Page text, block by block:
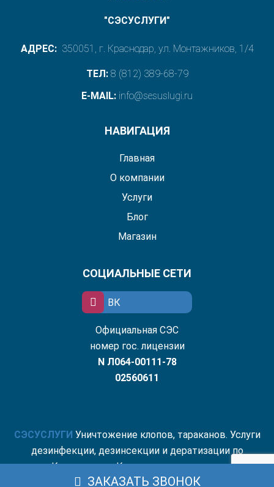
"СЭСУСЛУГИ"
АДРЕС: 350051, г. Краснодар, ул. Монтажников, 1/4
ТЕЛ: 8 (812) 389-68-79
E-MAIL: info@sesuslugi.ru
НАВИГАЦИЯ
Главная
О компании
Услуги
Блог
Магазин
СОЦИАЛЬНЫЕ СЕТИ
ВК
Официальная СЭС
номер гос. лицензии
N Л064-00111-78
02560611
СЭСУСЛУГИ Уничтожение клопов, тараканов. Услуги
дезинфекции, дезинсекции и дератизации по
Краснодару и Краснодарскому краю.
ЗАКАЗАТЬ ЗВОНОК